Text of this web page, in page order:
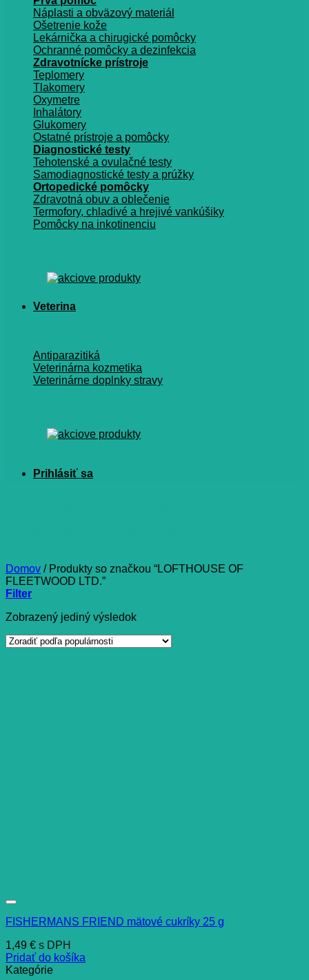
Náplasti a obväzový materiál
Ošetrenie kože
Lekárnička a chirugické pomôcky
Ochranné pomôcky a dezinfekcia
Zdravotnícke prístroje
Teplomery
Tlakomery
Oxymetre
Inhalátory
Glukomery
Ostatné prístroje a pomôcky
Diagnostické testy
Tehotenské a ovulačné testy
Samodiagnostické testy a prúžky
Ortopedické pomôcky
Zdravotná obuv a oblečenie
Termofory, chladivé a hrejivé vankúšiky
Pomôcky na inkotinenciu
Veterina
Antiparazitiká
Veterinárna kozmetika
Veterinárne doplnky stravy
Domov /Produkty so značkou “LOFTHOUSE OF
FLEETWOOD LTD.”
Filter
Zobrazený jediný výsledok
FISHERMANS FRIEND mätové cukríky 25 g
1,49 € s DPH
Pridať do košíka
Kategórie